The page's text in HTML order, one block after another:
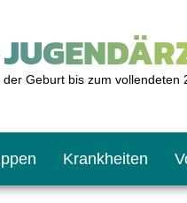
Geburt bis zum vollendeten
Krankheiten